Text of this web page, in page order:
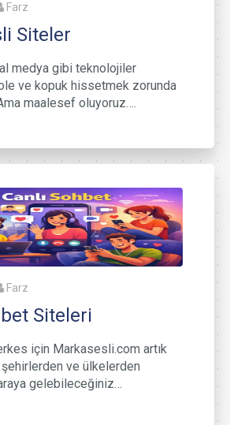
Farz
Siteler
medya gibi teknolojiler
ve kopuk hissetmek zorunda
maalesef oluyoruz….
Farz
Siteleri
için Markasesli.com artık
şehirlerden ve ülkelerden
gelebileceğiniz…